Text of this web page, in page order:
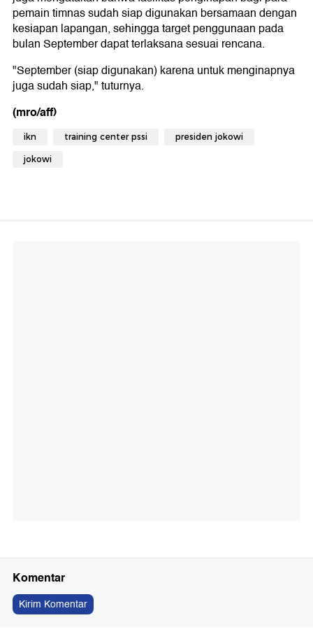
pemain timnas sudah siap digunakan bersamaan dengan
kesiapan lapangan, sehingga target penggunaan pada
bulan September dapat terlaksana sesuai rencana.
"September (siap digunakan) karena untuk menginapnya
juga sudah siap," tuturnya.
(mro/aff)
ikn training center pssi presiden jokowi
jokowi
Komentar
Kirim Komentar